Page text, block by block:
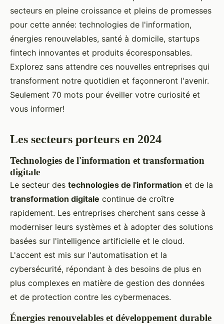
secteurs en pleine croissance et pleins de promesses
pour cette année: technologies de l'information,
énergies renouvelables, santé à domicile, startups
fintech innovantes et produits écoresponsables.
Explorez sans attendre ces nouvelles entreprises qui
transforment notre quotidien et façonneront l'avenir.
Seulement 70 mots pour éveiller votre curiosité et
vous informer!
Les secteurs porteurs en 2024
Technologies de l'information et transformation
digitale
Le secteur des technologies de l'information et de la
transformation digitale continue de croître
rapidement. Les entreprises cherchent sans cesse à
moderniser leurs systèmes et à adopter des solutions
basées sur l'intelligence artificielle et le cloud.
L'accent est mis sur l'automatisation et la
cybersécurité, répondant à des besoins de plus en
plus complexes en matière de gestion des données
et de protection contre les cybermenaces.
Énergies renouvelables et développement durable